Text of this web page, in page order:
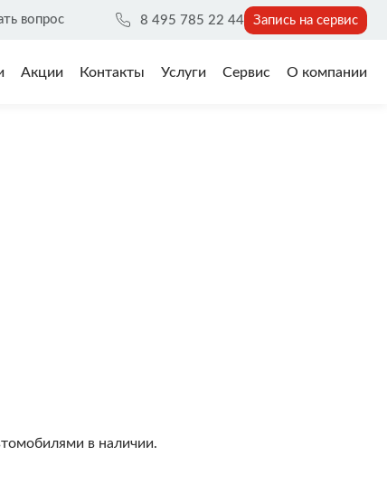
8 495 785 22 44 Запись на сервис
вопрос
Акции Контакты Услуги Сервис О компании
в наличии.